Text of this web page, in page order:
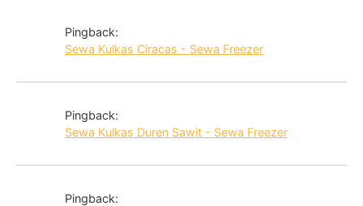
Pingback:
Sewa Kulkas Ciracas - Sewa Freezer
Pingback:
Sewa Kulkas Duren Sawit - Sewa Freezer
Pingback: